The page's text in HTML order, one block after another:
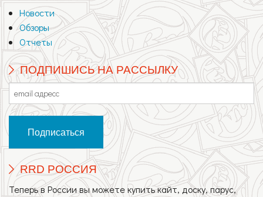
Новости
Обзоры
Отчеты
ПОДПИШИСЬ НА РАССЫЛКУ
RRD РОССИЯ
Теперь в России вы можете купить кайт, доску, парус,